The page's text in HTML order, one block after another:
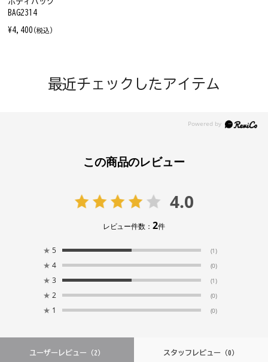
BAG2314
¥4,400 (税込)
最近チェックしたアイテム
この商品のレビュー
4.0
レビュー件数：2件
★ 5 (1)
★ 4 (0)
★ 3 (1)
★ 2 (0)
★ 1 (0)
ユーザーレビュー （2） スタッフレビュー（0）